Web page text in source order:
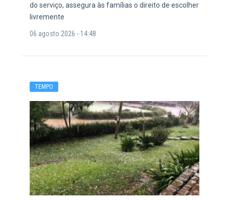
do serviço, assegura às famílias o direito de escolher
livremente
06 agosto 2026 - 14:48
TEMPO